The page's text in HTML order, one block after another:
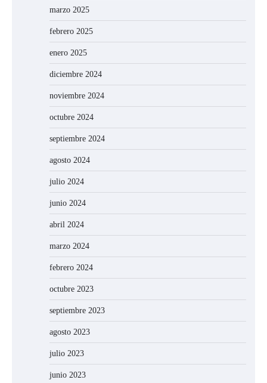
marzo 2025
febrero 2025
enero 2025
diciembre 2024
noviembre 2024
octubre 2024
septiembre 2024
agosto 2024
julio 2024
junio 2024
abril 2024
marzo 2024
febrero 2024
octubre 2023
septiembre 2023
agosto 2023
julio 2023
junio 2023